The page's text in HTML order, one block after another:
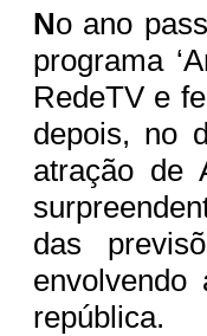
No ano
programa
RedeTV e
depois, no
atração de
das
república.